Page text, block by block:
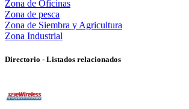
Zona de Oficinas
Zona de pesca
Zona de Siembra y Agricultura
Zona Industrial
Directorio - Listados relacionados